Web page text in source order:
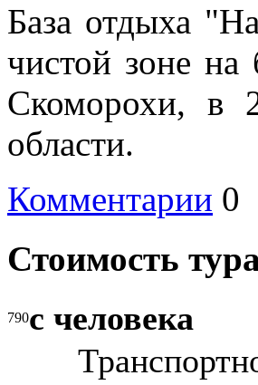
База отдыха "
чистой зоне на
Скоморохи,
в
области.
Комментарии 0
Стоимость
790с человека